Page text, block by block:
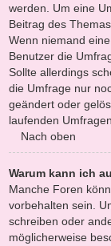
werden. Um eine
Beitrag des
Wenn niemand
Benutzer die
Sollte allerdings
die Umfrage nur
geändert oder
laufenden
Nach oben
Warum kann ich
Manche Foren
vorbehalten sein.
schreiben oder
möglicherweise